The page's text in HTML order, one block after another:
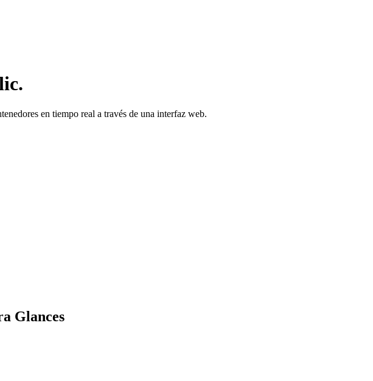
en tiempo real a través de una interfaz web.
Glances